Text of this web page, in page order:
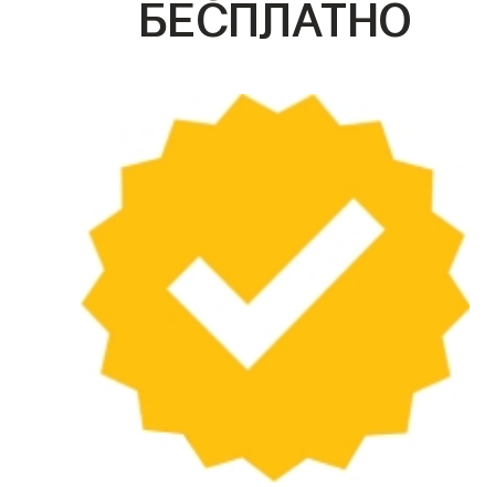
БЕСПЛАТНО